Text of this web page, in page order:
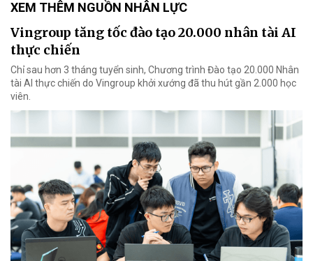
XEM THÊM NGUỒN NHÂN LỰC
Vingroup tăng tốc đào tạo 20.000 nhân tài AI
thực chiến
Chỉ sau hơn 3 tháng tuyển sinh, Chương trình Đào tạo 20.000 Nhân
tài AI thực chiến do Vingroup khởi xướng đã thu hút gần 2.000 học
viên.